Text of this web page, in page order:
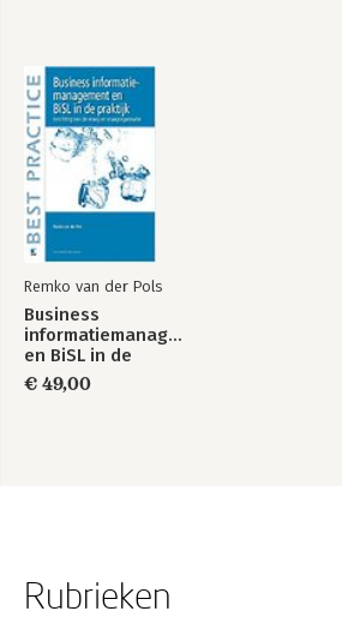
Remko van der Pols
Business
informatiemanagement
en BiSL in de
praktijk
€ 49,00
Rubrieken